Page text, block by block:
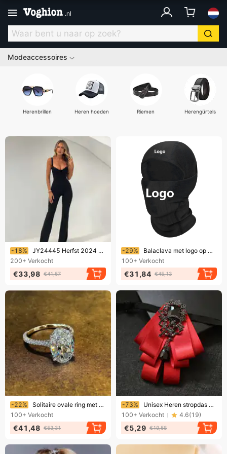
.nl
Modeaccessoires
Herenbrillen Heren hoeden Riemen Herengürtels
Eindigt binnenkort!
-18%
JY24445 Herfst 2024 Nieuwe Dameskleding Stijl En Sexy Kanten Borstcup Band Jumpsuit Voor Vrouwen
200+ Verkocht
€33,98 €41,57
Eindigt binnenkort!
-29%
Balaclava met logo op maat, volledig gezichtsmasker voor skiën en fietsen, winddicht, warm, naadloos jacquardstof, ademend, fabrikant, groothandel.
100+ Verkocht
€31,84 €45,13
Eindigt binnenkort!
-22%
Solitaire ovale ring met 4 karaat laboratoriumdiamant (CZ), 100% origineel 925 sterling zilver, verlovings- en trouwring voor dames.
100+ Verkocht
€41,48 €53,31
Eindigt binnenkort!
-73%
Unisex Heren stropdas Handgemaakte meerlaagse strik accessoire pak overhemd vlinderdas
100+ Verkocht 4.6(19)
€5,29 €19,58